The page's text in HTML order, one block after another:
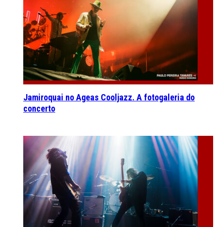
Jamiroquai no Ageas Cooljazz. A fotogaleria do
concerto